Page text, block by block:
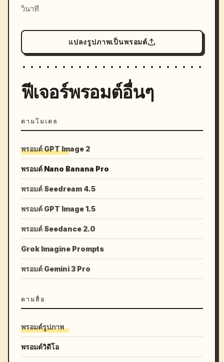
วินาที
แปลงรูปภาพเป็นพรอมต์
ฟีเจอร์พรอมต์อื่นๆ
ตามโมเดล
พรอมต์ GPT Image 2
พรอมต์ Nano Banana Pro
พรอมต์ Seedream 4.5
พรอมต์ GPT Image 1.5
พรอมต์ Seedance 2.0
Grok Imagine Prompts
พรอมต์ Gemini 3 Pro
ตามสื่อ
พรอมต์รูปภาพ
พรอมต์วิดีโอ